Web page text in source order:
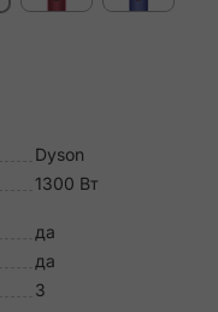
Dyson
1300 Вт
да
да
3